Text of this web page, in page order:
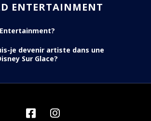
ENTERTAINMENT
je devenir artiste dans une
Sur Glace?
FacebookInstagram